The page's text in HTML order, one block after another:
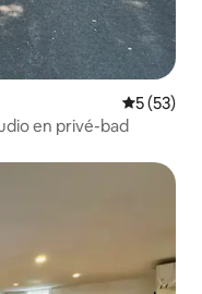
5 (53)
en privé-bad